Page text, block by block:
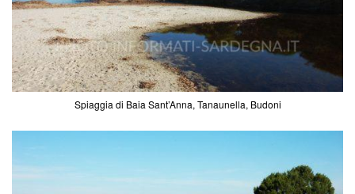
Spiaggia di Baia Sant’Anna, Tanaunella, Budoni